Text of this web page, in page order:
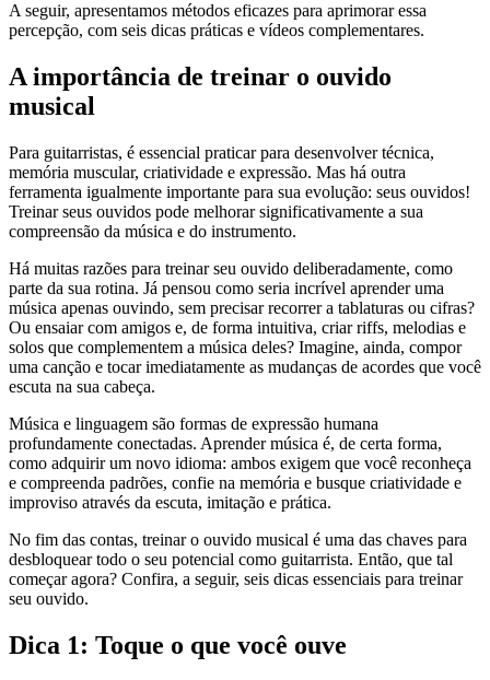
A seguir, apresentamos métodos eficazes para aprimorar essa
percepção, com seis dicas práticas e vídeos complementares.
A importância de treinar o ouvido
musical
Para guitarristas, é essencial praticar para desenvolver técnica,
memória muscular, criatividade e expressão. Mas há outra
ferramenta igualmente importante para sua evolução: seus ouvidos!
Treinar seus ouvidos pode melhorar significativamente a sua
compreensão da música e do instrumento.
Há muitas razões para treinar seu ouvido deliberadamente, como
parte da sua rotina. Já pensou como seria incrível aprender uma
música apenas ouvindo, sem precisar recorrer a tablaturas ou cifras?
Ou ensaiar com amigos e, de forma intuitiva, criar riffs, melodias e
solos que complementem a música deles? Imagine, ainda, compor
uma canção e tocar imediatamente as mudanças de acordes que você
escuta na sua cabeça.
Música e linguagem são formas de expressão humana
profundamente conectadas. Aprender música é, de certa forma,
como adquirir um novo idioma: ambos exigem que você reconheça
e compreenda padrões, confie na memória e busque criatividade e
improviso através da escuta, imitação e prática.
No fim das contas, treinar o ouvido musical é uma das chaves para
desbloquear todo o seu potencial como guitarrista. Então, que tal
começar agora? Confira, a seguir, seis dicas essenciais para treinar
seu ouvido.
Dica 1: Toque o que você ouve